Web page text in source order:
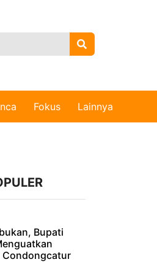
Fokus Lainnya
Bupati
Condongcatur